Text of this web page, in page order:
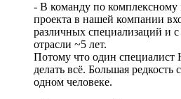
- В команду по
проекта в нашей компании
различных специализаций и
отрасли ~5 лет.
Потому что один специалист
делать всё. Большая редкость
одном человеке.